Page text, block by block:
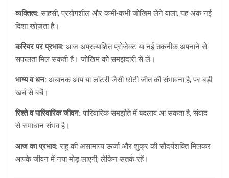
व्यक्तित्व: साहसी, प्रयोगशील और कभी‑कभी जोखिम लेने वाला, यह अंक नई
दिशा खोजता है।
करियर पर प्रभाव: आज अप्रत्याशित प्रोजेक्ट या नई तकनीक अपनाने से
सफलता मिल सकती है। जोखिम को समझदारी से लें।
भाग्य व धन: अचानक आय या लॉटरी जैसी छोटी जीत की संभावना है, पर बड़ी
खर्च से बचें।
रिश्ते व पारिवारिक जीवन: पारिवारिक समझौते में बदलाव आ सकता है, संवाद
से समाधान संभव है।
आज का प्रभाव: राहु की असामान्य ऊर्जा और शुक्र की सौंदर्यशक्ति मिलकर
आपके जीवन में नया मोड़ लाएगी, लेकिन सतर्क रहें।